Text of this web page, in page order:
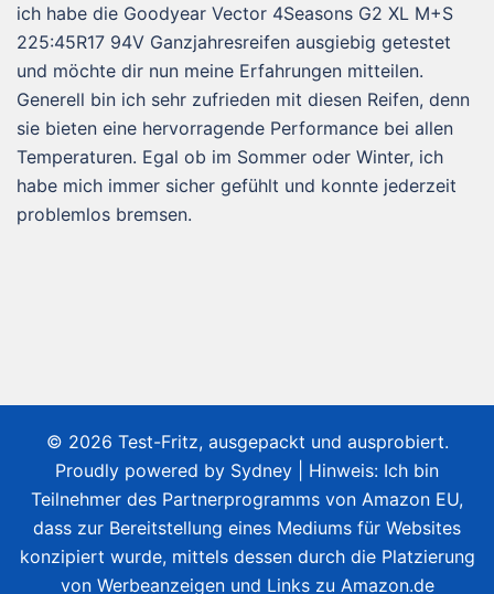
ich habe die Goodyear Vector 4Seasons G2 XL M+S
225:45R17 94V Ganzjahresreifen ausgiebig getestet
und möchte dir nun meine Erfahrungen mitteilen.
Generell bin ich sehr zufrieden mit diesen Reifen, denn
sie bieten eine hervorragende Performance bei allen
Temperaturen. Egal ob im Sommer oder Winter, ich
habe mich immer sicher gefühlt und konnte jederzeit
problemlos bremsen.
© 2026 Test-Fritz, ausgepackt und ausprobiert.
Proudly powered by Sydney | Hinweis: Ich bin
Teilnehmer des Partnerprogramms von Amazon EU,
dass zur Bereitstellung eines Mediums für Websites
konzipiert wurde, mittels dessen durch die Platzierung
von Werbeanzeigen und Links zu Amazon.de